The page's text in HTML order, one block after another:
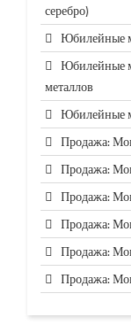
серебро)
Юбилейные
Юбилейные
металлов
Юбилейные
Продажа:
Продажа:
Продажа:
Продажа:
Продажа:
Продажа: